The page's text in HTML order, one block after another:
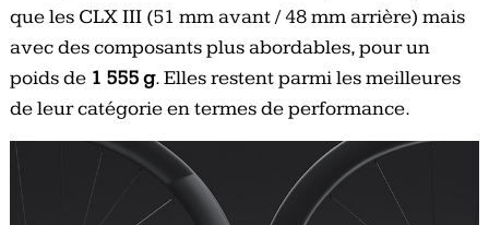
que les CLX III (51 mm avant / 48 mm arrière) mais
avec des composants plus abordables, pour un
poids de 1 555 g. Elles restent parmi les meilleures
de leur catégorie en termes de performance.